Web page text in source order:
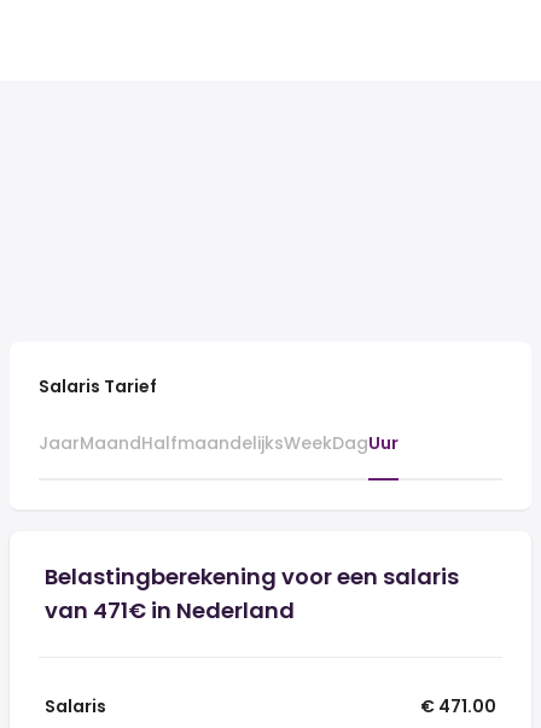
Salaris Tarief
JaarMaandHalfmaandelijksWeekDagUur
Belastingberekening voor een salaris
van 471€ in Nederland
Salaris
€ 471.00